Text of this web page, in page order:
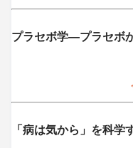
プラセボ学―プラセボ
「病は気から」を科学